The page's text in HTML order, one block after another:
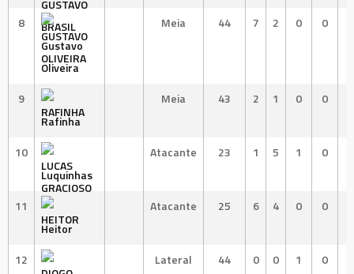
8
Gustavo
Oliveira
Meia 44 7 2 0 0
9
Rafinha
Meia 43 2 1 0 0
10
Luquinhas
Atacante 23 1 5 1 0
11
Heitor
Atacante 25 6 4 0 0
12 Lateral 44 0 0 1 0